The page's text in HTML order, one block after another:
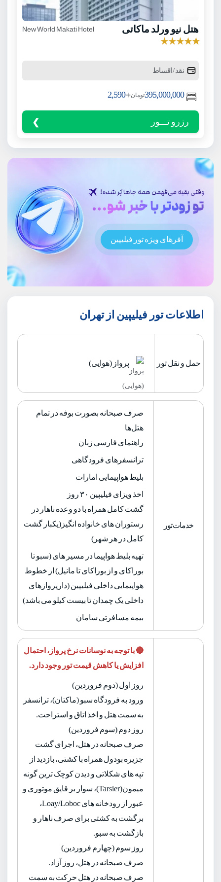
هتل نیو ورلد ماکاتی New World Makati Hotel
★
★
★
★
★
نقد / اقساط
395,000,000تومان+
2,590
رزرو تـــور
آفرهای ویژه تور فیلیپین
اطلاعات تور فیلیپین از تهران
حمل و نقل تور پرواز (هوایی)
خدمات تور
صرف صبحانه بصورت بوفه در تمام
هتل‌ها
راهنمای فارسی زبان
ترانسفرهای فرودگاهی
بلیط هواپیمایی امارات
اخذ ویزای فیلیپین ۳۰ روز
گشت کامل همراه با دو وعده ناهار در
رستوران های خانواده انگیز(یکبار گشت
کامل در هر شهر)
تهیه بلیط هواپیما در مسیر های (سبو تا
بوراکای و از بوراکای تا مانیل) از خطوط
هواپیمایی داخلی فیلیپین (دارپروازهای
داخلی یک چمدان تا بیست کیلو می باشد)
بیمه مسافرتی سامان
🔴 با توجه به نوسانات نرخ پرواز، احتمال
افزایش یا کاهش قیمت تور وجود دارد.
روز اول (دوم فروردین)
ورود به فرودگاه سبو (ماکتان)، ترانسفر
به سمت هتل و اخذ اتاق و استراحت.
روز دوم (سوم فروردین)
صرف صبحانه در هتل، اجرای گشت
جزیره بودول همراه با کشتی، بازدید از
تپه های شکلاتی و دیدن کوچک ترین گونه
میمون(Tarsier)، سوار بر قایق موتوری و
عبور از رودخانه های Loay/Loboc،
برگشت به کشتی برای صرف ناهار و
بازگشت به سبو.
روز سوم (چهارم فروردین)
صرف صبحانه در هتل، روز آزاد.
صرف صبحانه در هتل حرکت به سمت